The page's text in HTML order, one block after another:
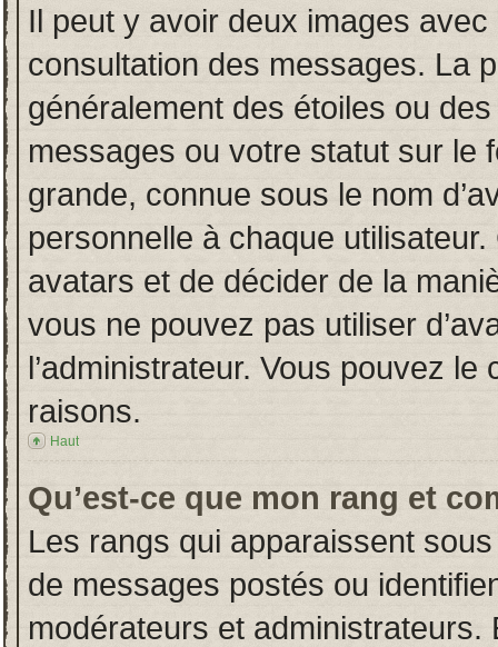
Il peut y avoir deux images
consultation des messages. La
généralement des étoiles ou
messages ou votre statut sur le
grande, connue sous le nom
personnelle à chaque utilisateur.
avatars et de décider de la
vous ne pouvez pas utiliser
l’administrateur. Vous pouvez
raisons.
Haut
Qu’est-ce que mon rang et
Les rangs qui apparaissent
de messages postés ou
modérateurs et